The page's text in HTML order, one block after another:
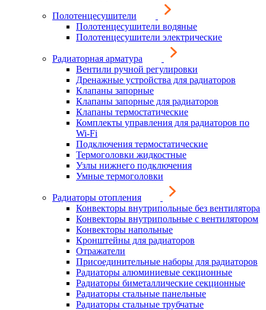
Полотенцесушители
Полотенцесушители водяные
Полотенцесушители электрические
Радиаторная арматура
Вентили ручной регулировки
Дренажные устройства для радиаторов
Клапаны запорные
Клапаны запорные для радиаторов
Клапаны термостатические
Комплекты управления для радиаторов по
Wi-Fi
Подключения термостатические
Термоголовки жидкостные
Узлы нижнего подключения
Умные термоголовки
Радиаторы отопления
Конвекторы внутрипольные без вентилятора
Конвекторы внутрипольные с вентилятором
Конвекторы напольные
Кронштейны для радиаторов
Отражатели
Присоединительные наборы для радиаторов
Радиаторы алюминиевые секционные
Радиаторы биметаллические секционные
Радиаторы стальные панельные
Радиаторы стальные трубчатые